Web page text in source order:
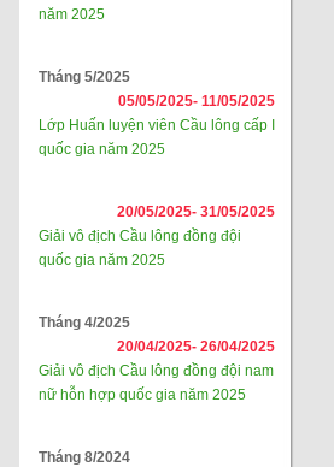
năm 2025
Tháng 5/2025
05/05/2025- 11/05/2025
Lớp Huấn luyện viên Cầu lông cấp I
quốc gia năm 2025
20/05/2025- 31/05/2025
Giải vô địch Cầu lông đồng đội
quốc gia năm 2025
Tháng 4/2025
20/04/2025- 26/04/2025
Giải vô địch Cầu lông đồng đội nam
nữ hỗn hợp quốc gia năm 2025
Tháng 8/2024